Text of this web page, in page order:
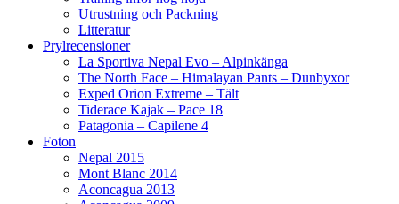
Utrustning och Packning
Litteratur
Prylrecensioner
La Sportiva Nepal Evo – Alpinkänga
The North Face – Himalayan Pants – Dunbyxor
Exped Orion Extreme – Tält
Tiderace Kajak – Pace 18
Patagonia – Capilene 4
Foton
Nepal 2015
Mont Blanc 2014
Aconcagua 2013